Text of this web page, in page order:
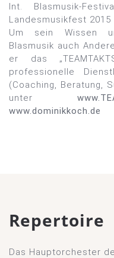
Int. Blasmusik-
Landesmusikfest 2015
Um sein Wissen
Blasmusik auch
er das
professionelle
(Coaching, Beratung,
unter
www.dominikkoch.de
Repertoire
Das Hauptorchester